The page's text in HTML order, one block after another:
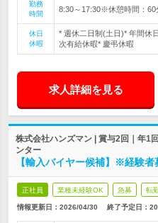
勤務
時間
8:30～17:30※休憩時間：
休日
休暇
* 週休二日制(土日)* 年間休
次有給休暇* 慶弔休暇
求人詳細を見る
株式会社ハンズマン | 賞与2回｜年1
ンター
【輸入バイヤー候補】※経験
正社員 業種未経験OK 急募 転
情報更新日：2026/04/30 終了予定日：